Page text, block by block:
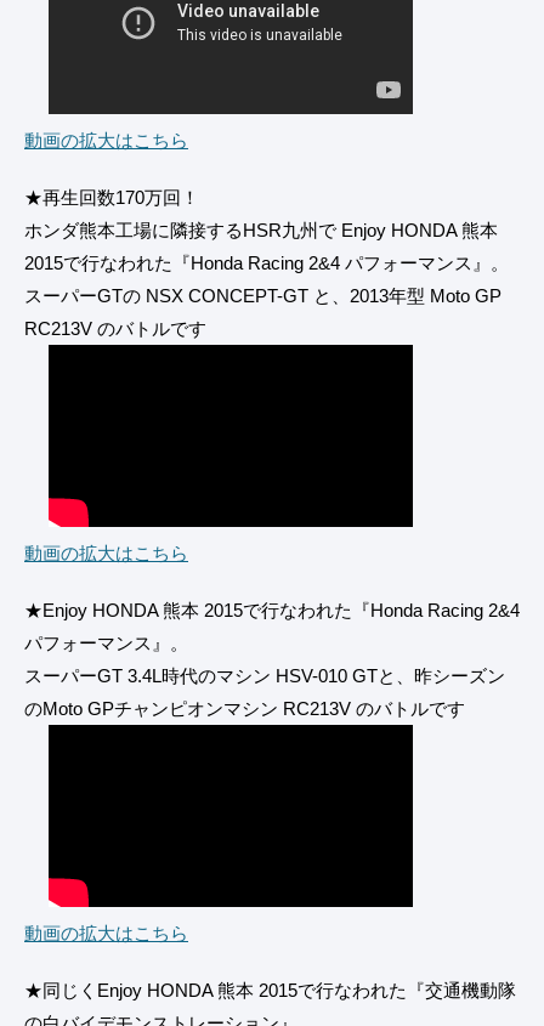
動画の拡大はこちら
★再生回数170万回！
ホンダ熊本工場に隣接するHSR九州で Enjoy HONDA 熊本
2015で行なわれた『Honda Racing 2&4 パフォーマンス』。
スーパーGTの NSX CONCEPT-GT と、2013年型 Moto GP
RC213V のバトルです
動画の拡大はこちら
★Enjoy HONDA 熊本 2015で行なわれた『Honda Racing 2&4
パフォーマンス』。
スーパーGT 3.4L時代のマシン HSV-010 GTと、昨シーズン
のMoto GPチャンピオンマシン RC213V のバトルです
動画の拡大はこちら
★同じくEnjoy HONDA 熊本 2015で行なわれた『交通機動隊